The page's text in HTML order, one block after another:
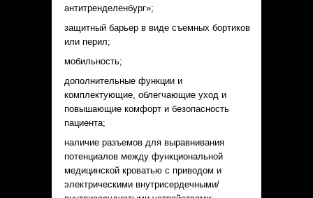
антитренделенбург»;
защитный барьер в виде съемных бортиков
или перил;
мобильность;
дополнительные функции и
комплектующие, облегчающие уход и
повышающие комфорт и безопасность
пациента;
наличие разъемов для выравнивания
потенциалов между функциональной
медицинской кроватью с приводом и
электрическими внутрисердечными/